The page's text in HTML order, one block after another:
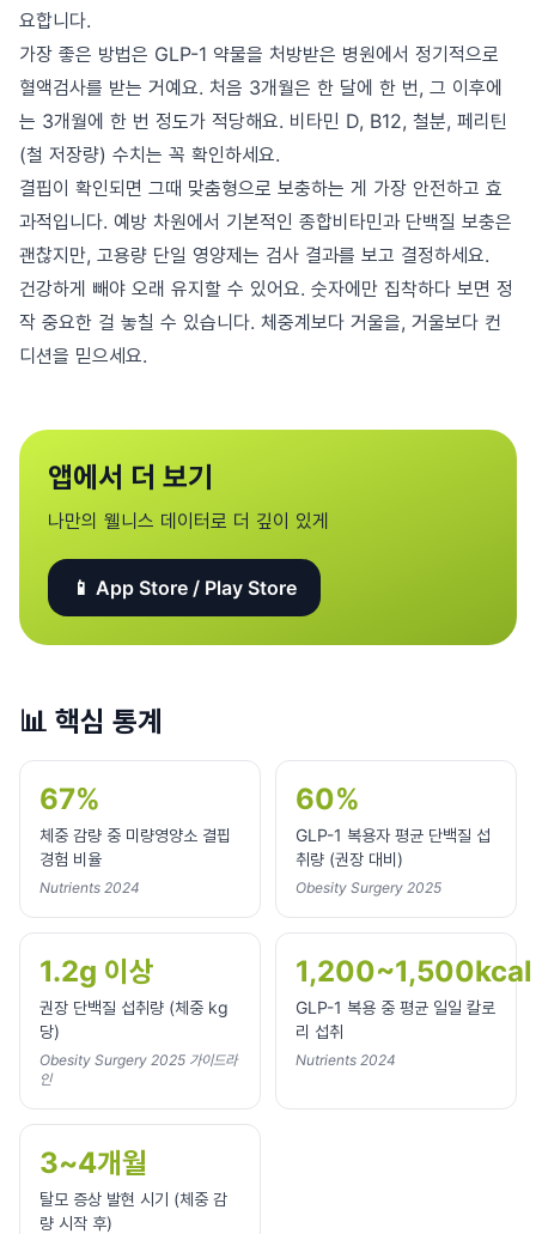
요합니다.
가장 좋은 방법은 GLP-1 약물을 처방받은 병원에서 정기적으로
혈액검사를 받는 거예요. 처음 3개월은 한 달에 한 번, 그 이후에
는 3개월에 한 번 정도가 적당해요. 비타민 D, B12, 철분, 페리틴
(철 저장량) 수치는 꼭 확인하세요.
결핍이 확인되면 그때 맞춤형으로 보충하는 게 가장 안전하고 효
과적입니다. 예방 차원에서 기본적인 종합비타민과 단백질 보충은
괜찮지만, 고용량 단일 영양제는 검사 결과를 보고 결정하세요.
건강하게 빼야 오래 유지할 수 있어요. 숫자에만 집착하다 보면 정
작 중요한 걸 놓칠 수 있습니다. 체중계보다 거울을, 거울보다 컨
디션을 믿으세요.
앱에서 더 보기
나만의 웰니스 데이터로 더 깊이 있게
📱 App Store / Play Store
📊 핵심 통계
67%
체중 감량 중 미량영양소 결핍
경험 비율
Nutrients 2024
60%
GLP-1 복용자 평균 단백질 섭
취량 (권장 대비)
Obesity Surgery 2025
1.2g 이상
권장 단백질 섭취량 (체중 kg
당)
Obesity Surgery 2025 가이드라
인
1,200~1,500kcal
GLP-1 복용 중 평균 일일 칼로
리 섭취
Nutrients 2024
3~4개월
탈모 증상 발현 시기 (체중 감
량 시작 후)